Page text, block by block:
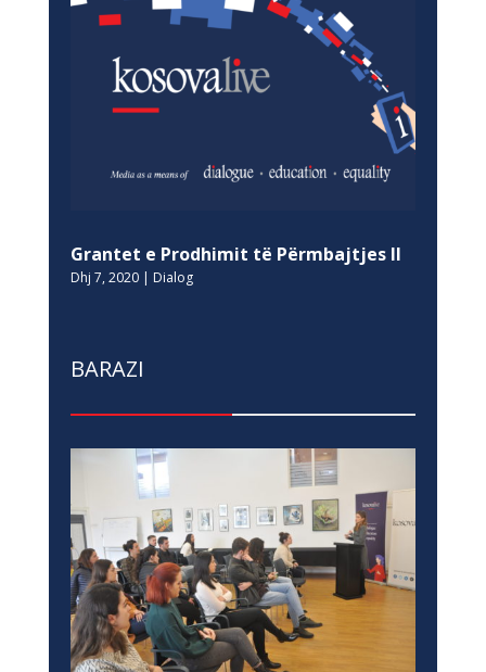
Grantet e Prodhimit të Përmbajtjes II
Dhj 7, 2020| Dialog
BARAZI